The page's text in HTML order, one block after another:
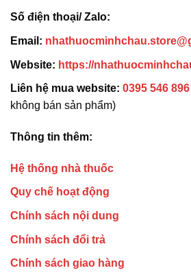
Số điện thoại/ Zalo:
Email:
Website: https://
Liên hệ mua website: 0395 546 896
không bán sản phẩm)
Thông tin thêm:
Hệ thống nhà thuốc
Quy chế hoạt động
Chính sách nội dung
Chính sách đổi trả
Chính sách giao hàng